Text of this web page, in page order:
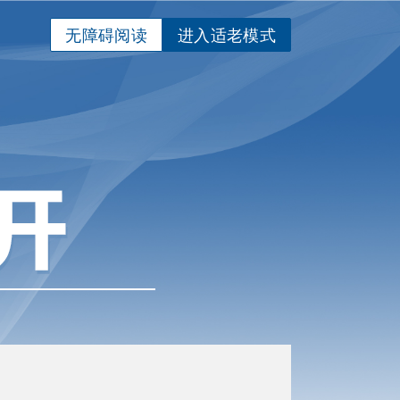
进入适老模式
无障碍阅读